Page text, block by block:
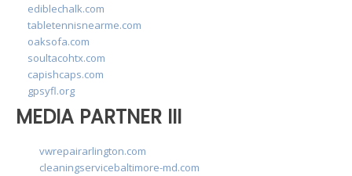
ediblechalk.com
tabletennisnearme.com
oaksofa.com
soultacohtx.com
capishcaps.com
gpsyfl.org
MEDIA PARTNER III
vwrepairarlington.com
cleaningservicebaltimore-md.com